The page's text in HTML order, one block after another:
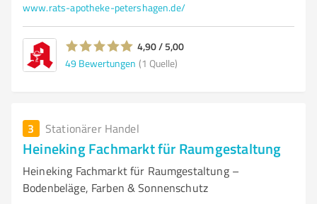
www.rats-apotheke-petershagen.de/
4,90 / 5,00
49 Bewertungen (1 Quelle)
3 Stationärer Handel
Heineking Fachmarkt für Raumgestaltung
Heineking Fachmarkt für Raumgestaltung –
Bodenbeläge, Farben & Sonnenschutz